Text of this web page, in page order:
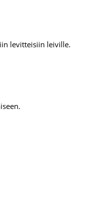
levitteisiin leiville.